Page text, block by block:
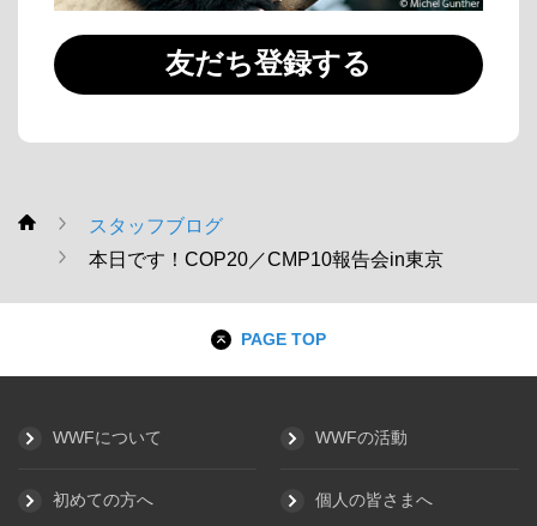
友だち登録する
WWF
スタッフブログ
本日です！COP20／CMP10報告会in東京
PAGE TOP
WWFについて WWFの活動
初めての方へ 個人の皆さまへ